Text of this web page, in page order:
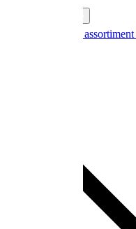
Nieuw in ons assortiment